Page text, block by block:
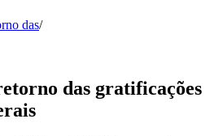
das/
das gratificações